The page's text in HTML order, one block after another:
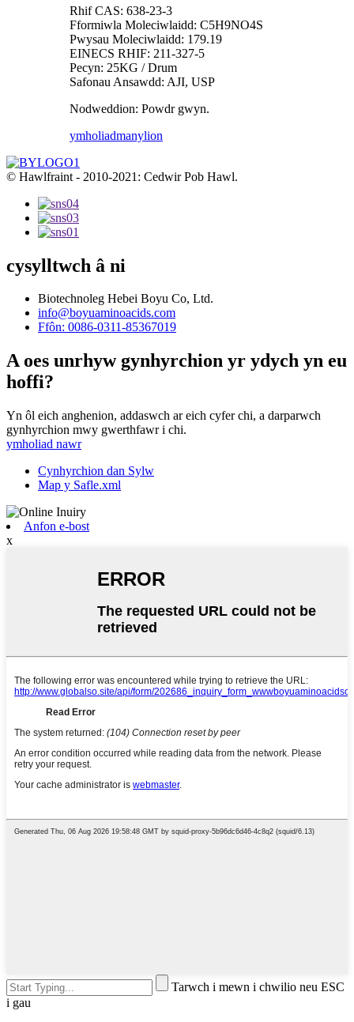
Rhif CAS: 638-23-3
Fformiwla Moleciwlaidd: C5H9NO4S
Pwysau Moleciwlaidd: 179.19
EINECS RHIF: 211-327-5
Pecyn: 25KG / Drum
Safonau Ansawdd: AJI, USP
Nodweddion: Powdr gwyn.
ymholiadmanylion
© Hawlfraint - 2010-2021: Cedwir Pob Hawl.
cysylltwch â ni
Biotechnoleg Hebei Boyu Co, Ltd.
info@boyuaminoacids.com
Ffôn: 0086-0311-85367019
A oes unrhyw gynhyrchion yr ydych yn eu
hoffi?
Yn ôl eich anghenion, addaswch ar eich cyfer chi, a darparwch
gynhyrchion mwy gwerthfawr i chi.
ymholiad nawr
Cynhyrchion dan Sylw
Map y Safle.xml
Anfon e-bost
x
Tarwch i mewn i chwilio neu ESC
i gau